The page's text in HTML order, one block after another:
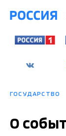
ГОСУДАРСТВО
О